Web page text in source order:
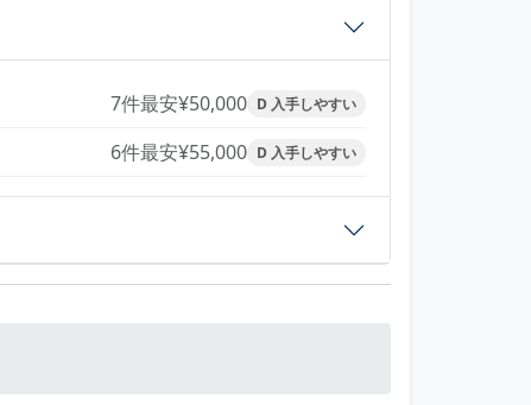
7件最安¥50,000 D 入手しやすい
6件最安¥55,000 D 入手しやすい